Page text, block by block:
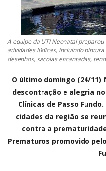
A equipe da UTI Neonatal
atividades lúdicas, incluindo
desenhos, sacolas encantadas,
O último domingo (24/11)
descontração e alegria
Clínicas de Passo
cidades da região se
contra a
Prematuros promovido